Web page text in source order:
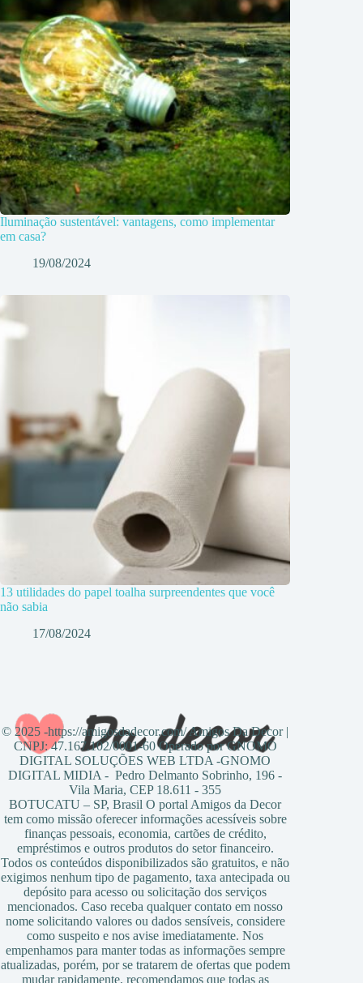
Iluminação sustentável: vantagens, como implementar
em casa?
19/08/2024
13 utilidades do papel toalha surpreendentes que você
não sabia
17/08/2024
© 2025 -https://amigosdadecor.com/ Amigos Da Decor |
CNPJ: 47.167.102/0001-60 Operado por GNOMO
DIGITAL SOLUÇÕES WEB LTDA -GNOMO
DIGITAL MIDIA - Pedro Delmanto Sobrinho, 196 -
Vila Maria, CEP 18.611 - 355
BOTUCATU – SP, Brasil O portal Amigos da Decor
tem como missão oferecer informações acessíveis sobre
finanças pessoais, economia, cartões de crédito,
empréstimos e outros produtos do setor financeiro.
Todos os conteúdos disponibilizados são gratuitos, e não
exigimos nenhum tipo de pagamento, taxa antecipada ou
depósito para acesso ou solicitação dos serviços
mencionados. Caso receba qualquer contato em nosso
nome solicitando valores ou dados sensíveis, considere
como suspeito e nos avise imediatamente. Nos
empenhamos para manter todas as informações sempre
atualizadas, porém, por se tratarem de ofertas que podem
mudar rapidamente, recomendamos que todas as